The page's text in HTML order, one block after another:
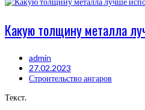
Какую толщину металла
admin
27.02.2023
Строительство ангаров
Текст.